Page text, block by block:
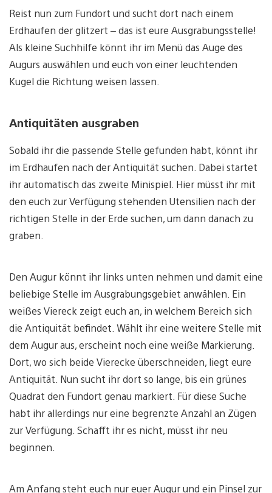
Reist nun zum Fundort und sucht dort nach einem
Erdhaufen der glitzert – das ist eure Ausgrabungsstelle!
Als kleine Suchhilfe könnt ihr im Menü das Auge des
Augurs auswählen und euch von einer leuchtenden
Kugel die Richtung weisen lassen.
Antiquitäten ausgraben
Sobald ihr die passende Stelle gefunden habt, könnt ihr
im Erdhaufen nach der Antiquität suchen. Dabei startet
ihr automatisch das zweite Minispiel. Hier müsst ihr mit
den euch zur Verfügung stehenden Utensilien nach der
richtigen Stelle in der Erde suchen, um dann danach zu
graben.
Den Augur könnt ihr links unten nehmen und damit eine
beliebige Stelle im Ausgrabungsgebiet anwählen. Ein
weißes Viereck zeigt euch an, in welchem Bereich sich
die Antiquität befindet. Wählt ihr eine weitere Stelle mit
dem Augur aus, erscheint noch eine weiße Markierung.
Dort, wo sich beide Vierecke überschneiden, liegt eure
Antiquität. Nun sucht ihr dort so lange, bis ein grünes
Quadrat den Fundort genau markiert. Für diese Suche
habt ihr allerdings nur eine begrenzte Anzahl an Zügen
zur Verfügung. Schafft ihr es nicht, müsst ihr neu
beginnen.
Am Anfang steht euch nur euer Augur und ein Pinsel zur